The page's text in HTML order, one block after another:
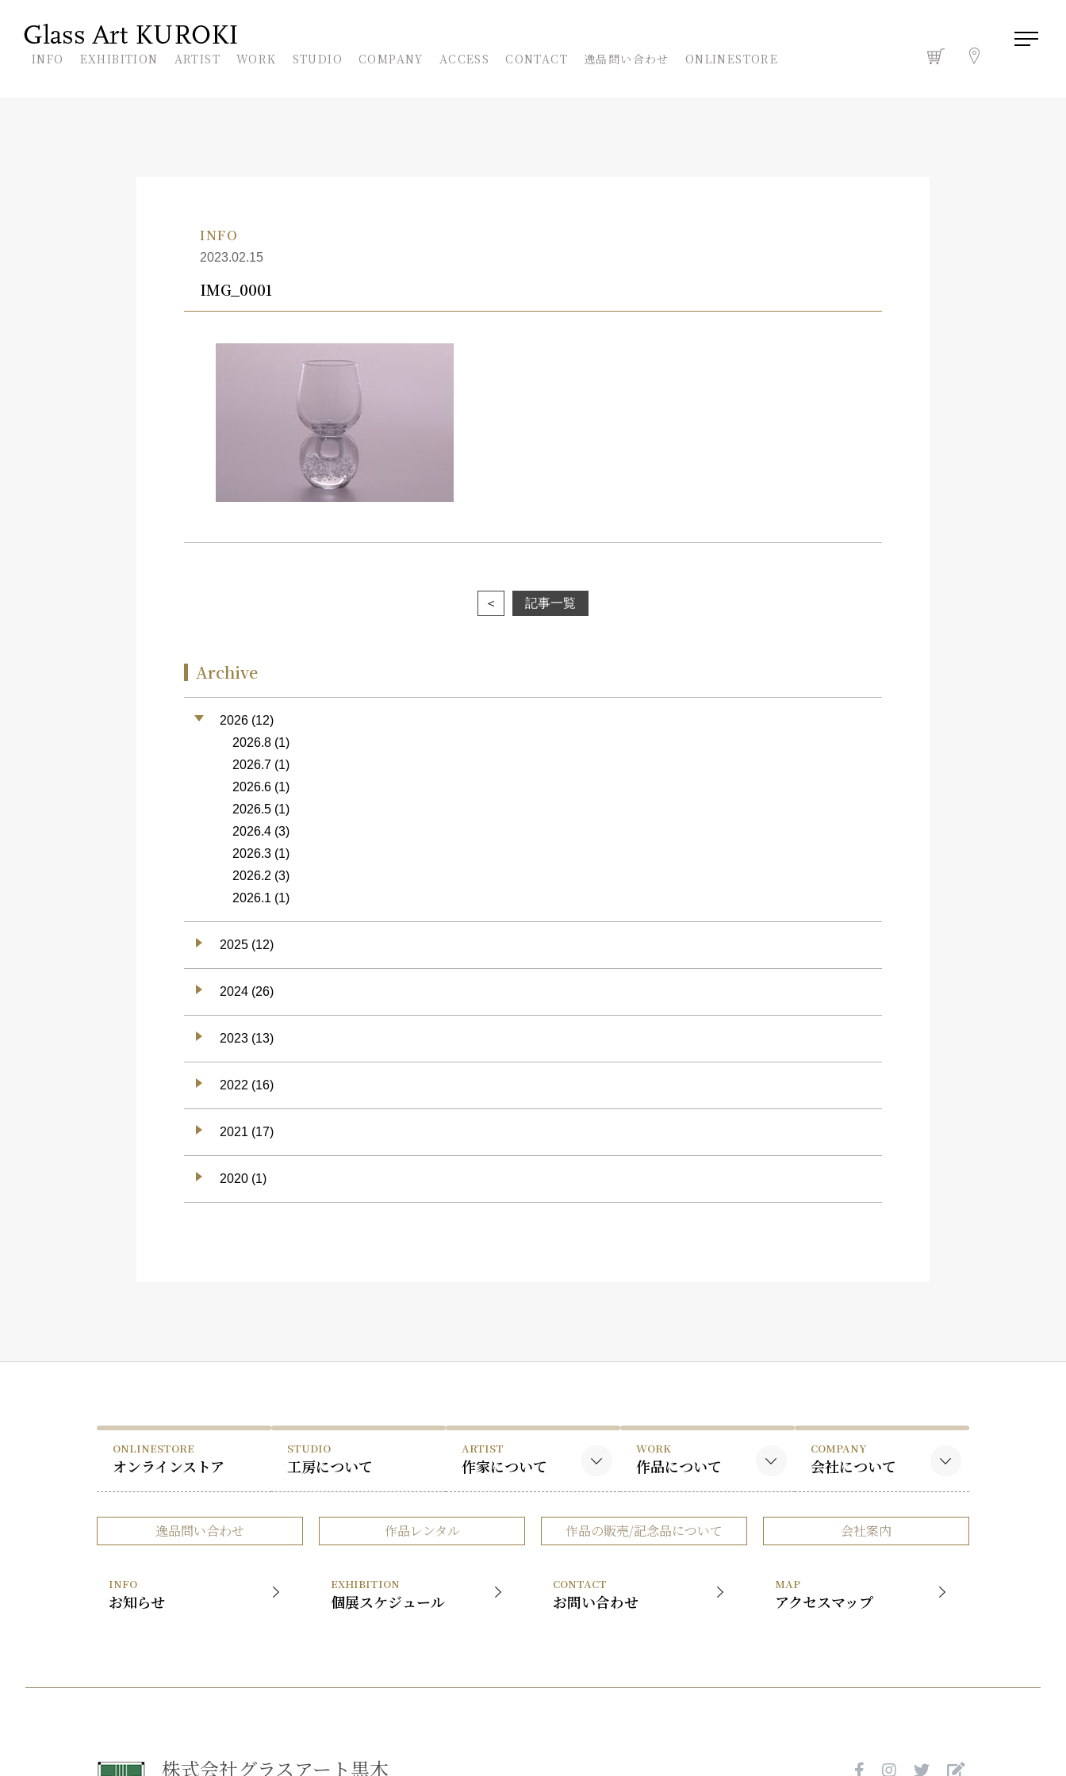
INFO EXHIBITION ARTIST WORK STUDIO COMPANY ACCESS CONTACT 逸品問い合わせ ONLINESTORE
INFO
2023.02.15
IMG_0001
＜ 記事一覧
Archive
2026 (12)
2026.8 (1)
2026.7 (1)
2026.6 (1)
2026.5 (1)
2026.4 (3)
2026.3 (1)
2026.2 (3)
2026.1 (1)
2025 (12)
2024 (26)
2023 (13)
2022 (16)
2021 (17)
2020 (1)
ONLINESTORE
オンラインストア
STUDIO
工房について
ARTIST
作家について
黒木国昭について
谷口榮について
受賞歴
WORK
作品について
黒木国昭の作品
谷口榮の作品
COMPANY
会社について
会社概要
事業内容
展覧会
逸品問い合わせ 作品レンタル 作品の販売/記念品について 会社案内
INFO
お知らせ
EXHIBITION
個展スケジュール
CONTACT
お問い合わせ
MAP
アクセスマップ
株式会社グラスアート黒木